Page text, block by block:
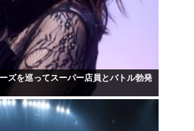
ズを巡ってスーパー店員とバトル勃発